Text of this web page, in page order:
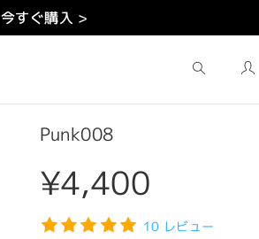
今すぐ購入 >
Punk008
¥4,400
10 レビュー